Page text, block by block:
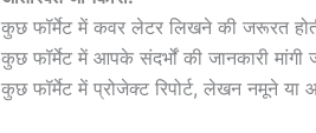
कुछ फॉर्मेट में कवर लेटर लिखने की जरूरत
कुछ फॉर्मेट में आपके संदर्भों की जानकारी
कुछ फॉर्मेट में प्रोजेक्ट रिपोर्ट, लेखन नमूने